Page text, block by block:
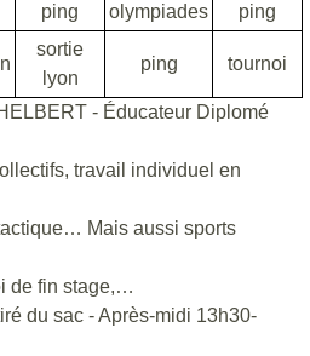
ping olympiades
ping
sortie
lyon
ping tournoi
- Éducateur Diplomé
travail individuel en
Mais aussi sports
de fin stage,…
du sac - Après-midi 13h30-